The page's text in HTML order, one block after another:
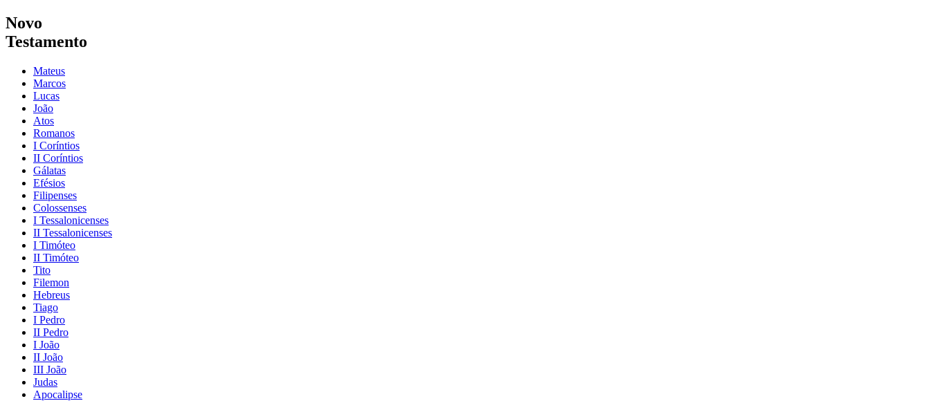
Novo
Testamento
Mateus
Marcos
Lucas
João
Atos
Romanos
I Coríntios
II Coríntios
Gálatas
Efésios
Filipenses
Colossenses
I Tessalonicenses
II Tessalonicenses
I Timóteo
II Timóteo
Tito
Filemon
Hebreus
Tiago
I Pedro
II Pedro
I João
II João
III João
Judas
Apocalipse